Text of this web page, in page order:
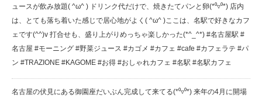
ュースが飲み放題( ^ω^ ) ドリンク代だけで、焼きたてパンと卵(*⁰▿⁰*) 店内
は、とても落ち着いた感じで居心地がよく( ^ω^ )ここは、名駅で好きなカフ
ェです(^^)v 打合せも、盛り上がり️めっちゃ楽しかった(*^_^*) #名古屋駅 #
名古屋 #モーニング #野菜ジュース #カゴメ #カフェ #cafe #カフェラテ #パ
ン #TRAZIONE #KAGOME #お得 #おしゃれカフェ #名駅 #名駅カフェ
名古屋の伏見にある御園座️だいぶん完成して来てる(*⁰▿⁰*) 来年の4月に開場